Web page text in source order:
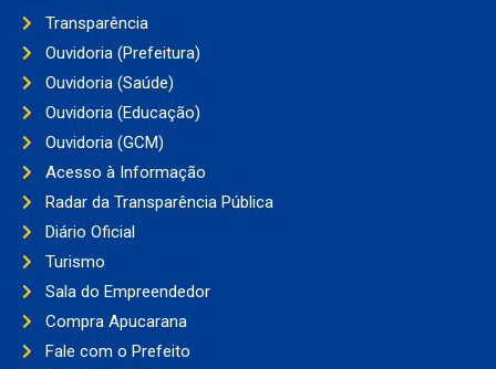
Transparência
Ouvidoria (Prefeitura)
Ouvidoria (Saúde)
Ouvidoria (Educação)
Ouvidoria (GCM)
Acesso à Informação
Radar da Transparência Pública
Diário Oficial
Turismo
Sala do Empreendedor
Compra Apucarana
Fale com o Prefeito